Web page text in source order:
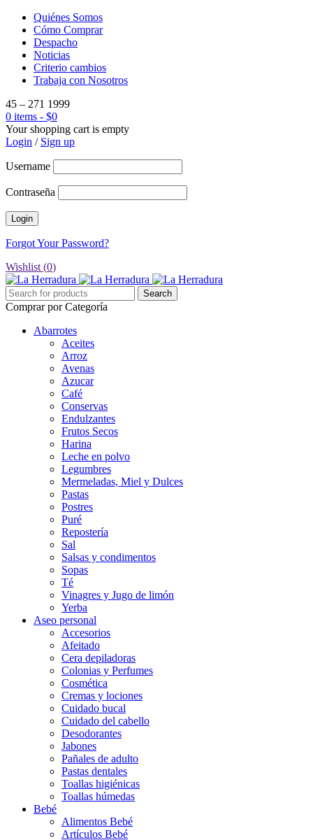
Quiénes Somos
Cómo Comprar
Despacho
Noticias
Criterio cambios
Trabaja con Nosotros
45 – 271 1999
0 items - $0
Your shopping cart is empty
Login / Sign up
Username
Contraseña
Forgot Your Password?
Wishlist (0)
Comprar por Categoría
Abarrotes
Aceites
Arroz
Avenas
Azucar
Café
Conservas
Endulzantes
Frutos Secos
Harina
Leche en polvo
Legumbres
Mermeladas, Miel y Dulces
Pastas
Postres
Puré
Repostería
Sal
Salsas y condimentos
Sopas
Té
Vinagres y Jugo de limón
Yerba
Aseo personal
Accesorios
Afeitado
Cera depiladoras
Colonias y Perfumes
Cosmética
Cremas y lociones
Cuidado bucal
Cuidado del cabello
Desodorantes
Jabones
Pañales de adulto
Pastas dentales
Toallas higiénicas
Toallas húmedas
Bebé
Alimentos Bebé
Artículos Bebé